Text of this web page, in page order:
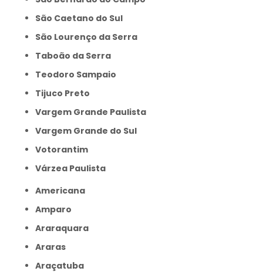
São Caetano do Sul
São Lourenço da Serra
Taboão da Serra
Teodoro Sampaio
Tijuco Preto
Vargem Grande Paulista
Vargem Grande do Sul
Votorantim
Várzea Paulista
Americana
Amparo
Araraquara
Araras
Araçatuba